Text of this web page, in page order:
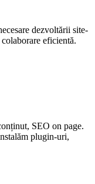
dezvoltării site-
eficientă.
SEO on page.
plugin-uri,